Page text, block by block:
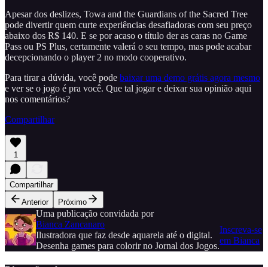
Apesar dos deslizes, Towa and the Guardians of the Sacred Tree
pode divertir quem curte experiências desafiadoras com seu preço
abaixo dos R$ 140. E se por acaso o título der as caras no Game
Pass ou PS Plus, certamente valerá o seu tempo, mas pode acabar
decepcionando o player 2 no modo cooperativo.
Para tirar a dúvida, você pode baixar uma demo grátis agora mesmo
e ver se o jogo é pra você. Que tal jogar e deixar sua opinião aqui
nos comentários?
Compartilhar
1
Compartilhar
Anterior
Próximo
Uma publicação convidada por
Bianca Zancanaro
Ilustradora que faz desde aquarela até o digital.
Desenha games para colorir no Jornal dos Jogos.
Inscreva-se
em Bianca